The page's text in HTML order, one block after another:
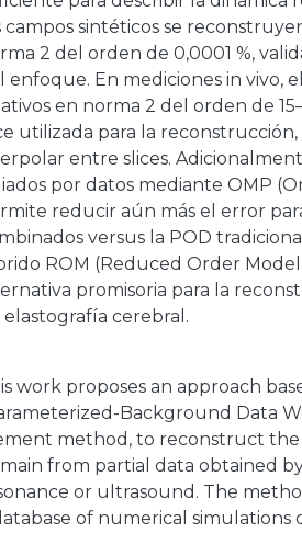
campos sintéticos se
2 del orden de 0,0001 %,
enfoque. En mediciones in vivo,
en norma 2 del orden de
utilizada para la reconstrucción,
entre slices.
por datos mediante OMP
reducir aún más el error
versus la POD
ROM (Reduced Order
promisoria para la
elastografía cerebral.
work proposes an approach
Background Data
method, to reconstruct the
from partial data obtained
or ultrasound. The
of numerical simulations